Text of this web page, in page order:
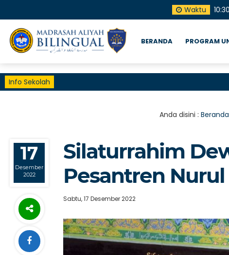
Waktu 10:30
BERANDA PROGRAM
Info Sekolah
Anda disini : Beranda
17
Desember
2022
Silaturrahim
Pesantren Nurul
Sabtu, 17 Desember 2022